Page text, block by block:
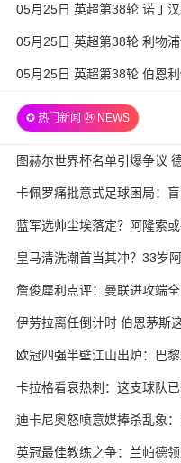
05月25日 英超第38轮 诺丁
05月25日 英超第38轮 利物
05月25日 英超第38轮 伯恩
✪ 热门新闻 ㉔ NEWS
图赫尔世界杯名单引爆争议
卡佩罗痛批意式足球困局：
蓝军选帅尘埃落定？阿隆索
皇马清洗潮首当其冲？33岁
签争夺战
詹俊犀利点评：曼联进攻端
伊劳拉离任倒计时 伯恩茅斯
欧冠四强半壁江山出炉：巴
卡拉格看衰热刺：这支球队
迪卡尼奥怒喷意媒捧杀乱象
几个真球星？
英冠最佳教练之争：兰帕德